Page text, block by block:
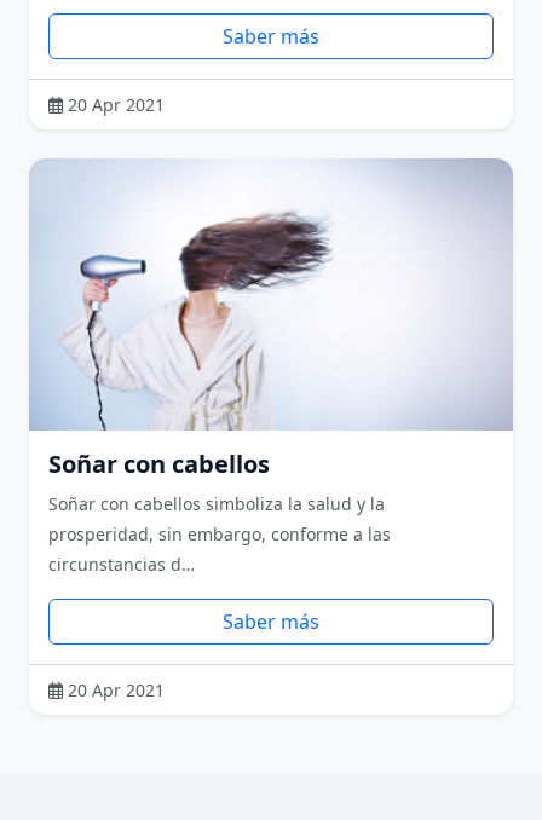
Saber más
20 Apr 2021
Soñar con cabellos
Soñar con cabellos simboliza la salud y la
prosperidad, sin embargo, conforme a las
circunstancias d…
Saber más
20 Apr 2021